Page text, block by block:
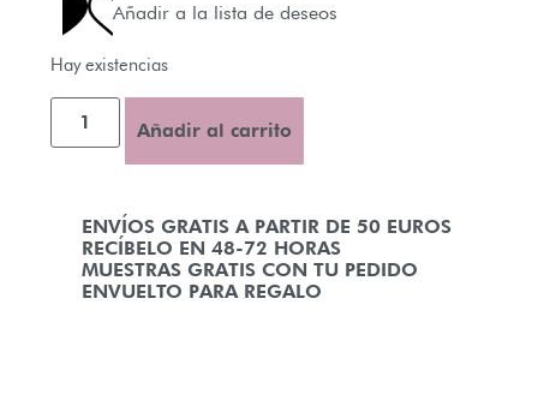
Añadir a la lista de deseos
ENVÍOS GRATIS A PARTIR DE 50 EUROS
RECÍBELO EN 48-72 HORAS
MUESTRAS GRATIS CON TU PEDIDO
ENVUELTO PARA REGALO
Hay existencias
Añadir al carrito